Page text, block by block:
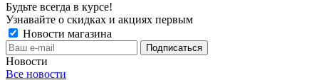
Будьте всегда в курсе!
Узнавайте о скидках и акциях первым
Новости магазина
Новости
Все новости